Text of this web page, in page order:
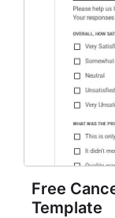
Free
Template